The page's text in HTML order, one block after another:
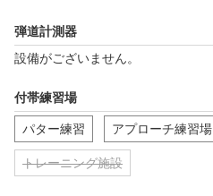
弾道計測器
設備がございません。
付帯練習場
パター練習 アプローチ練習場
トレーニング施設